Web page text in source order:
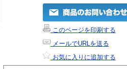
このページを印刷する
メールでURLを送る
お気に入りに追加する